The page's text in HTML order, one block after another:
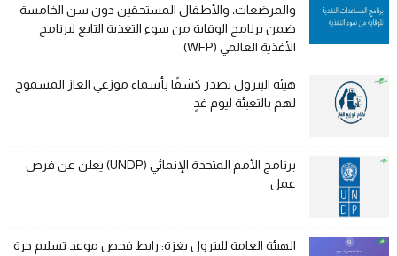
والمرضعات، والأطفال المستحقين دون سن الخامسة
ضمن برنامج الوقاية من سوء التغذية التابع لبرنامج
الأغذية العالمي (WFP)
هيئة البترول تصدر كشفًا بأسماء موزعي الغاز المسموح
لهم بالتعبئة ليوم غدٍ
برنامج الأمم المتحدة الإنمائي (UNDP) يعلن عن فرص
عمل
الهيئة العامة للبترول بغزة: رابط فحص موعد تسليم جرة